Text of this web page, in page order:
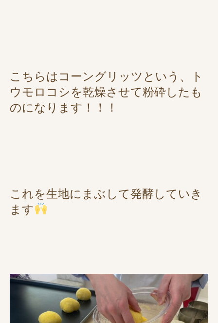
こちらはコーングリッツという、ト
ウモロコシを乾燥させて粉砕したも
のになります！！！
これを生地にまぶして発酵していき
ます